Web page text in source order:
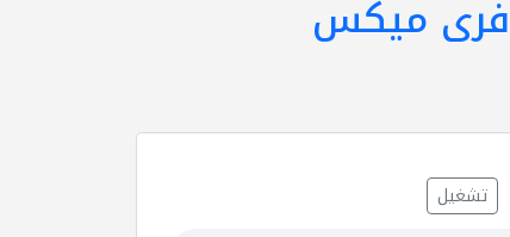
فرى ميكس
تشغيل